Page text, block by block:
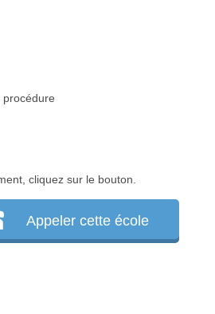
cliquez sur le bouton.
Appeler cette école